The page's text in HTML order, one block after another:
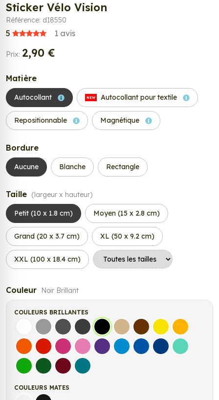
Sticker Vélo Vision
Référence: d18550
5 1 avis
Prix: 2,90 €
Matière
Autocollant NEW Autocollant pour textile
Repositionnable Magnétique
Bordure
Aucune Blanche Rectangle
Taille (largeur x hauteur)
Petit (10 x 1.8 cm) Moyen (15 x 2.8 cm)
Grand (20 x 3.7 cm) XL (50 x 9.2 cm)
XXL (100 x 18.4 cm)
Couleur Noir Brillant
COULEURS BRILLANTES
Blanc Gris Gris FoncéGris Anthracite
Noir Beige Marron Jaune ClairJaune
OrangeRouge FuchsiaRose Violet Bleu clairBleu MoyenBleu FoncéBleu Vert
Vert clairVert FoncéBordeauxTurquoise
COULEURS MATES